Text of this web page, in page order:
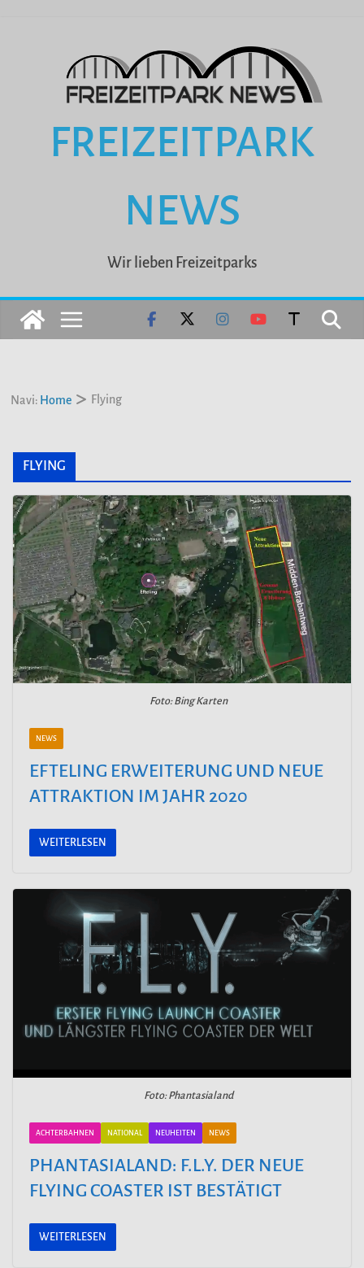
FREIZEITPARK
NEWS
Wir lieben Freizeitparks
Navi: Home Flying
FLYING
Foto: Bing Karten
NEWS
EFTELING ERWEITERUNG UND NEUE
ATTRAKTION IM JAHR 2020
WEITERLESEN
Foto: Phantasialand
ACHTERBAHNEN NATIONAL NEUHEITEN NEWS
PHANTASIALAND: F.L.Y. DER NEUE
FLYING COASTER IST BESTÄTIGT
WEITERLESEN